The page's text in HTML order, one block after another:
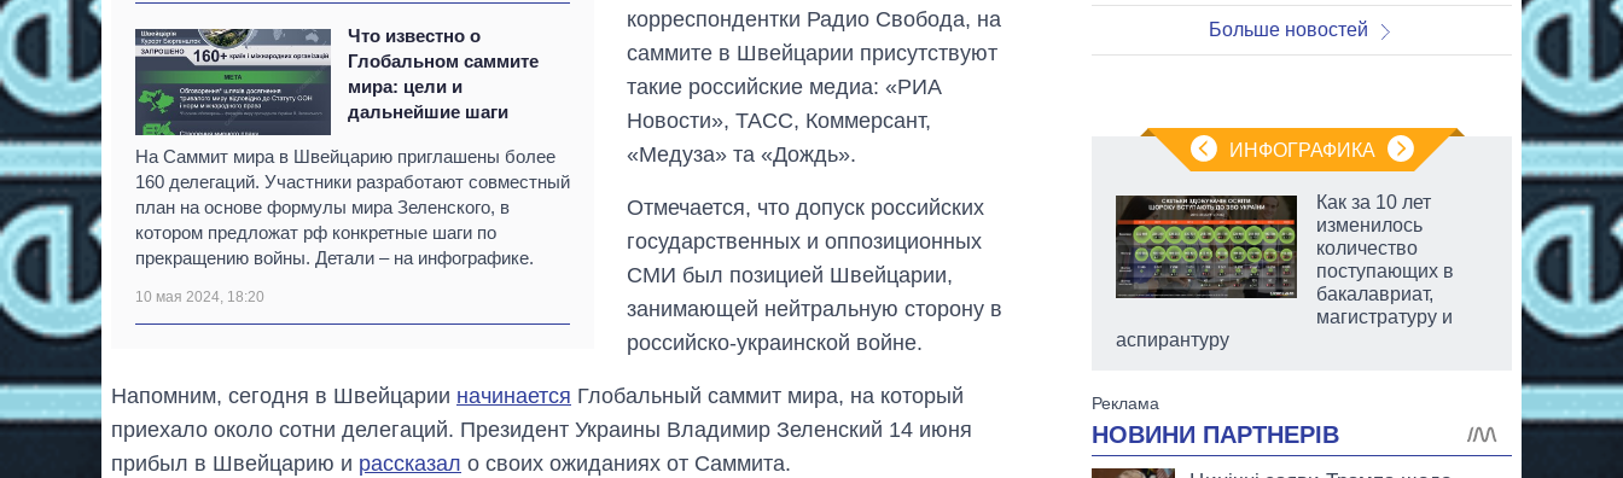
Что известно о
Глобальном саммите
мира: цели и
дальнейшие шаги
На Саммит мира в Швейцарию приглашены более
160 делегаций. Участники разработают совместный
план на основе формулы мира Зеленского, в
котором предложат рф конкретные шаги по
прекращению войны. Детали – на инфографике.
10 мая 2024, 18:20
корреспондентки Радио Свобода, на
саммите в Швейцарии присутствуют
такие российские медиа: «РИА
Новости», ТАСС, Коммерсант,
«Медуза» та «Дождь».
Отмечается, что допуск российских
государственных и оппозиционных
СМИ был позицией Швейцарии,
занимающей нейтральную сторону в
российско-украинской войне.
Напомним, сегодня в Швейцарии начинается Глобальный саммит мира, на который
приехало около сотни делегаций. Президент Украины Владимир Зеленский 14 июня
прибыл в Швейцарию и рассказал о своих ожиданиях от Саммита.
Больше новостей
ИНФОГРАФИКА
Восемь
ударов по Украине
за лето: Киев и
область стали
главной целью рф
Как за 10 лет
изменилось
количество
поступающих в
бакалавриат,
магистратуру и
аспирантуру